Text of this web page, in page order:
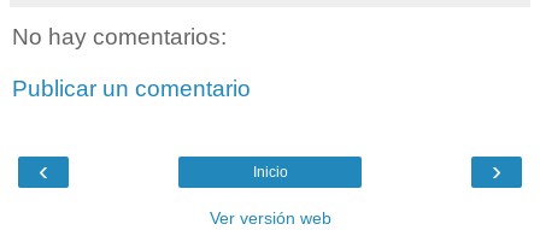
No hay comentarios:
Publicar un comentario
‹ ›
Inicio
Ver versión web